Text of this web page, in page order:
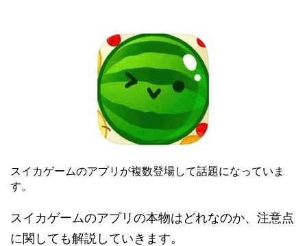
スイカゲームのアプリが複数登場して話題になっていま
す。
スイカゲームのアプリの本物はどれなのか、注意点
に関しても解説していきます。